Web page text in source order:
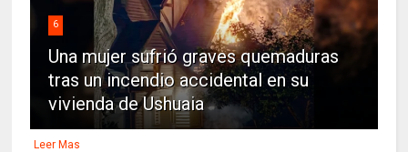
6
Una mujer sufrió graves quemaduras
tras un incendio accidental en su
vivienda de Ushuaia
Leer Mas